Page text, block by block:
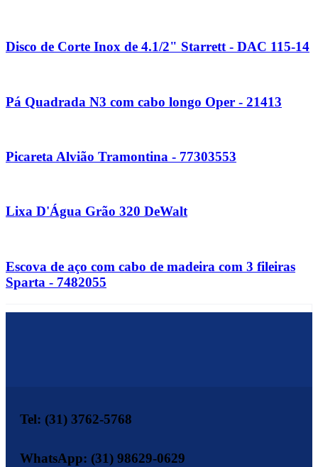
Disco de Corte Inox de 4.1/2" Starrett - DAC 115-14
Pá Quadrada N3 com cabo longo Oper - 21413
Picareta Alvião Tramontina - 77303553
Lixa D'Água Grão 320 DeWalt
Escova de aço com cabo de madeira com 3 fileiras
Sparta - 7482055
Tel: (31) 3762-5768
WhatsApp: (31) 98629-0629